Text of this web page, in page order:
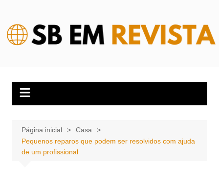
conteúdo
Página inicial
Casa
Pequenos reparos que podem ser resolvidos com ajuda
de um profissional